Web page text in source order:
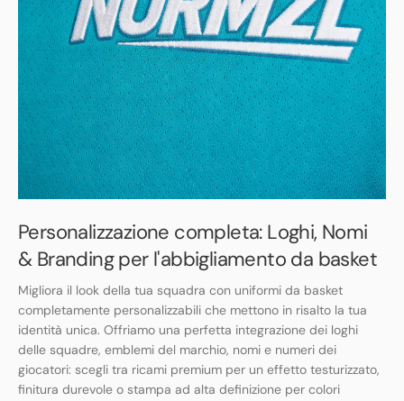
Personalizzazione completa: Loghi, Nomi
& Branding per l'abbigliamento da basket
Migliora il look della tua squadra con uniformi da basket
completamente personalizzabili che mettono in risalto la tua
identità unica. Offriamo una perfetta integrazione dei loghi
delle squadre, emblemi del marchio, nomi e numeri dei
giocatori: scegli tra ricami premium per un effetto testurizzato,
finitura durevole o stampa ad alta definizione per colori